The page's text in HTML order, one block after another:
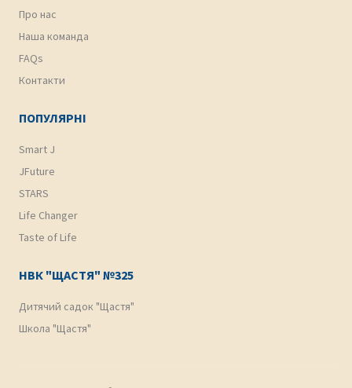
Про нас
Наша команда
FAQs
Контакти
ПОПУЛЯРНІ
Smart J
JFuture
STARS
Life Changer
Taste of Life
НВК "ЩАСТЯ" №325
Дитячий садок "Щастя"
Школа "Щастя"